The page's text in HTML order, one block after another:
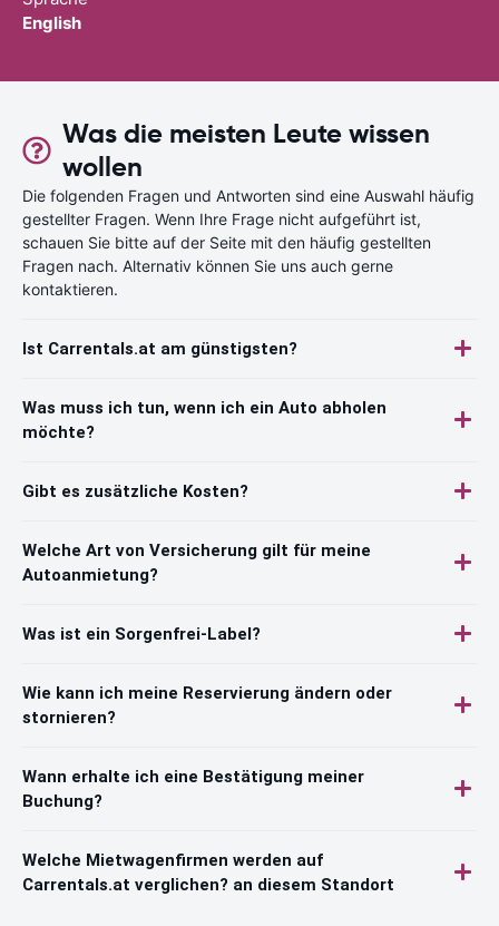
English
Was die meisten Leute wissen
wollen
Die folgenden Fragen und Antworten sind eine Auswahl häufig
gestellter Fragen. Wenn Ihre Frage nicht aufgeführt ist,
schauen Sie bitte auf der Seite mit den häufig gestellten
Fragen nach. Alternativ können Sie uns auch gerne
kontaktieren.
Ist Carrentals.at am günstigsten?
Was muss ich tun, wenn ich ein Auto abholen
möchte?
Gibt es zusätzliche Kosten?
Welche Art von Versicherung gilt für meine
Autoanmietung?
Was ist ein Sorgenfrei-Label?
Wie kann ich meine Reservierung ändern oder
stornieren?
Wann erhalte ich eine Bestätigung meiner
Buchung?
Welche Mietwagenfirmen werden auf
Carrentals.at verglichen? an diesem Standort